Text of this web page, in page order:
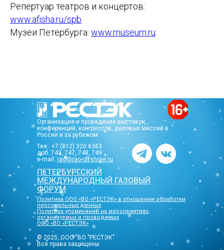
Репертуар театров и концертов:
www.afisha.ru/spb
Музеи Петербурга: www.museum.ru
Тел.: +7 (812) 320 6363
доб. 743, 747, 748, 749
e-mail: rao@rao-offshore.ru
ПЕТЕРБУРГСКИЙ
МЕЖДУНАРОДНЫЙ ГАЗОВЫЙ
ФОРУМ
Организация и проведение выставок,
конференций, конгрессов, деловых миссий в
России и за рубежом
© 2025, ООО "ВО "РЕСТЭК"
Все права защищены
Политика ООО «ВО «РЕСТЭК» в отношении обработки
персональных данных
Политика упоминаний на мероприятиях,
организуемых и проводимых
ООО «ВО «РЕСТЭК»